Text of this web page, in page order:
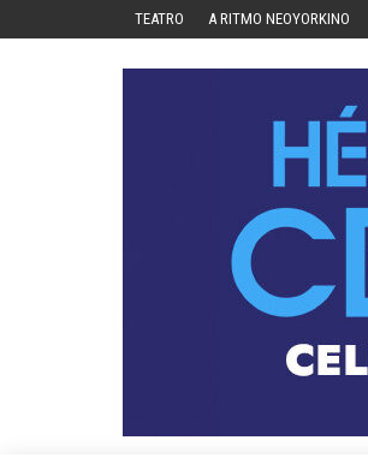
TEATRO A RITMO NEOYORKINO